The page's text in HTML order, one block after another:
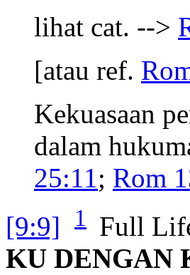
lihat cat. -->
[atau ref.
Kekuasaan
dalam
25:11; Rom
[9:9]
1 Full
KU DENGAN